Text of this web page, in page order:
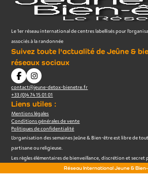
Le 1er réseau international de centres labellisés pour
associés à la randonnée
Suivez toute l'actualité de Jeûne &
réseaux sociaux
contact@jeune-detox-bienetre.fr
+33 (0)4 74 15 01 01
Liens utiles :
Mentions légales
Conditions générales de vente
Politiques de confidentialité
L’organisation des semaines Jeûne & Bien-être est libre de
partisane ou religieuse.
Les règles élémentaires de bienveillance, discrétion et secret
Réseau International Jeune &